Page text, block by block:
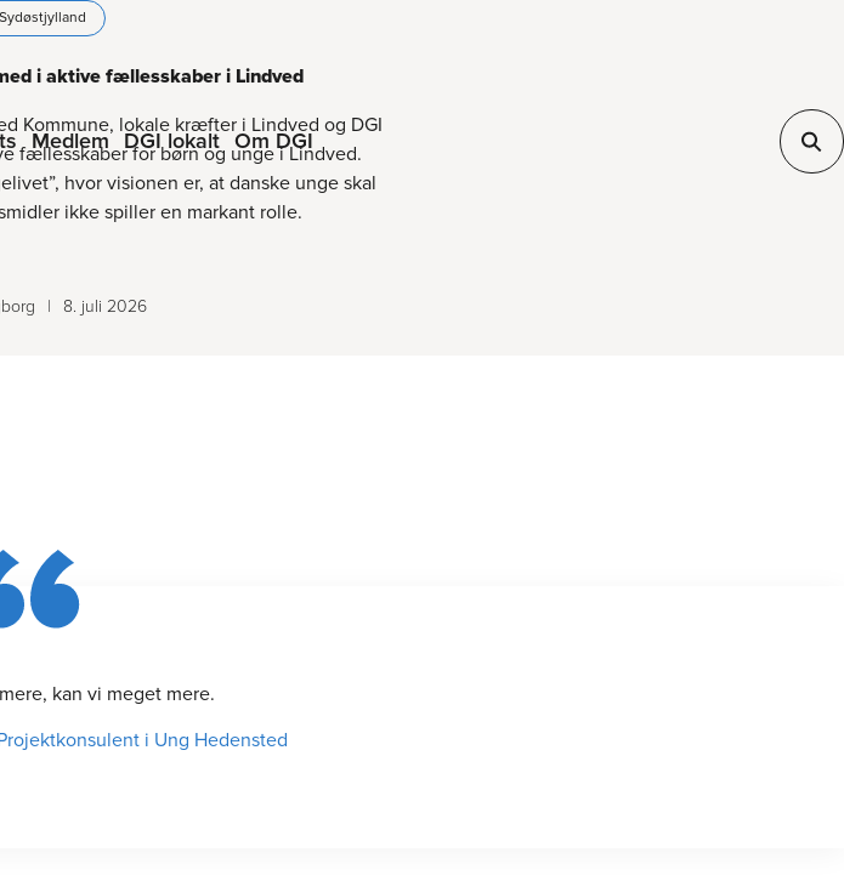
Medlem DGI lokalt Om DGI
i aktive fællesskaber i Lindved
Kommune, lokale kræfter i Lindved og DGI
fællesskaber for børn og unge i Lindved.
hvor visionen er, at danske unge skal
ikke spiller en markant rolle.
| 8. juli 2026
kan vi meget mere.
i Ung Hedensted